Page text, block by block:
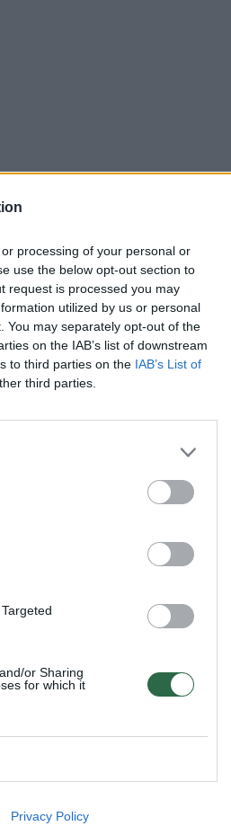
processing of your personal or
use the below opt-out section to
request is processed you may
utilized by us or personal
You may separately opt-out of the
on the IAB’s list of downstream
to third parties on the IAB’s List of
third parties.
or Sharing
for which it
Privacy Policy